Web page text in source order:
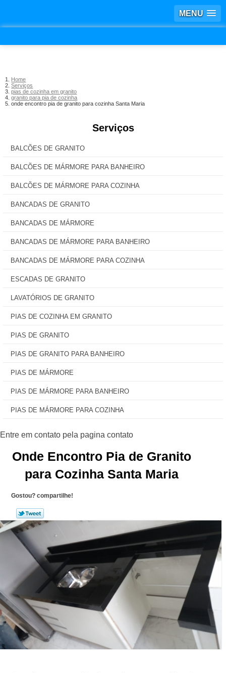
MENU
Home
Serviços
pias de cozinha em granito
granito para pia de cozinha
onde encontro pia de granito para cozinha Santa Maria
Serviços
BALCÕES DE GRANITO
BALCÕES DE MÁRMORE PARA BANHEIRO
BALCÕES DE MÁRMORE PARA COZINHA
BANCADAS DE GRANITO
BANCADAS DE MÁRMORE
BANCADAS DE MÁRMORE PARA BANHEIRO
BANCADAS DE MÁRMORE PARA COZINHA
ESCADAS DE GRANITO
LAVATÓRIOS DE GRANITO
PIAS DE COZINHA EM GRANITO
PIAS DE GRANITO
PIAS DE GRANITO PARA BANHEIRO
PIAS DE MÁRMORE
PIAS DE MÁRMORE PARA BANHEIRO
PIAS DE MÁRMORE PARA COZINHA
Onde Encontro Pia de Granito
para Cozinha Santa Maria
Gostou? compartilhe!